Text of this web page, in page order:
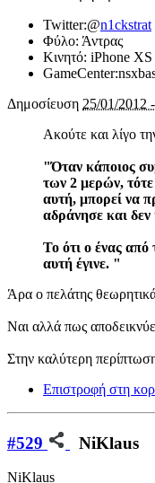
Twitter:@n1ckstrat
Φύλο: Άντρας
Κινητό: iPhone
GameCenter:
Δημοσίευση 25/01/2012
Ακούτε και λίγο
"Όταν κάποιος
των 2 μερών,
αυτή, μπορεί να
αδράνησε και
Το ότι ο ένας από
αυτή έγινε. "
Άρα ο πελάτης
Ναι αλλά πως
Στην καλύτερη
Επιστροφή στη
#529 NiKlaus
NiKlaus